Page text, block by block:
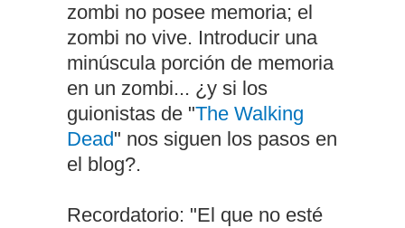
zombi no posee memoria; el
zombi no vive. Introducir una
minúscula porción de memoria
en un zombi... ¿y si los
guionistas de "The Walking
Dead" nos siguen los pasos en
el blog?.
Recordatorio: "El que no esté